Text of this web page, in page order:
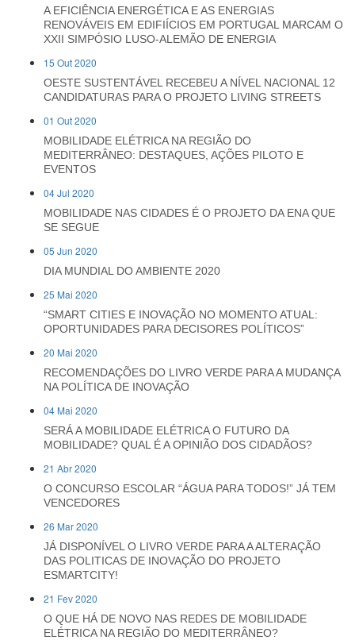
A EFICIÊNCIA ENERGÉTICA E AS ENERGIAS
RENOVÁVEIS EM EDIFIÍCIOS EM PORTUGAL MARCAM O
XXII SIMPÓSIO LUSO-ALEMÃO DE ENERGIA
15 Out 2020
OESTE SUSTENTÁVEL RECEBEU A NÍVEL NACIONAL 12
CANDIDATURAS PARA O PROJETO LIVING STREETS
01 Out 2020
MOBILIDADE ELÉTRICA NA REGIÃO DO
MEDITERRÂNEO: DESTAQUES, AÇÕES PILOTO E
EVENTOS
04 Jul 2020
MOBILIDADE NAS CIDADES É O PROJETO DA ENA QUE
SE SEGUE
05 Jun 2020
DIA MUNDIAL DO AMBIENTE 2020
25 Mai 2020
“SMART CITIES E INOVAÇÃO NO MOMENTO ATUAL:
OPORTUNIDADES PARA DECISORES POLÍTICOS”
20 Mai 2020
RECOMENDAÇÕES DO LIVRO VERDE PARA A MUDANÇA
NA POLÍTICA DE INOVAÇÃO
04 Mai 2020
SERÁ A MOBILIDADE ELÉTRICA O FUTURO DA
MOBILIDADE? QUAL É A OPINIÃO DOS CIDADÃOS?
21 Abr 2020
O CONCURSO ESCOLAR “ÁGUA PARA TODOS!” JÁ TEM
VENCEDORES
26 Mar 2020
JÁ DISPONÍVEL O LIVRO VERDE PARA A ALTERAÇÃO
DAS POLITICAS DE INOVAÇÃO DO PROJETO
ESMARTCITY!
21 Fev 2020
O QUE HÁ DE NOVO NAS REDES DE MOBILIDADE
ELÉTRICA NA REGIÃO DO MEDITERRÂNEO?